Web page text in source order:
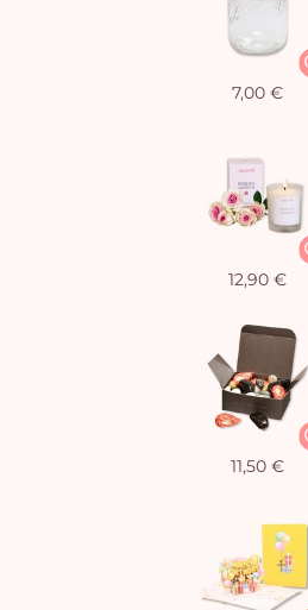
7,00 €
12,90 €
11,50 €